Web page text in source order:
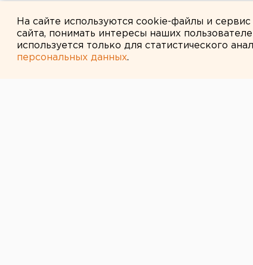
На сайте используются cookie-файлы и
сайта, понимать интересы наших
используется только для статистического
персональных данных.